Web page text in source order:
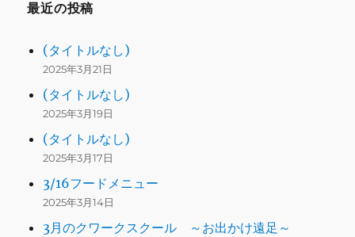
最近の投稿
(タイトルなし)
2025年3月21日
(タイトルなし)
2025年3月19日
(タイトルなし)
2025年3月17日
3/16フードメニュー
2025年3月14日
3月のクワークスクール ～お出かけ遠足～